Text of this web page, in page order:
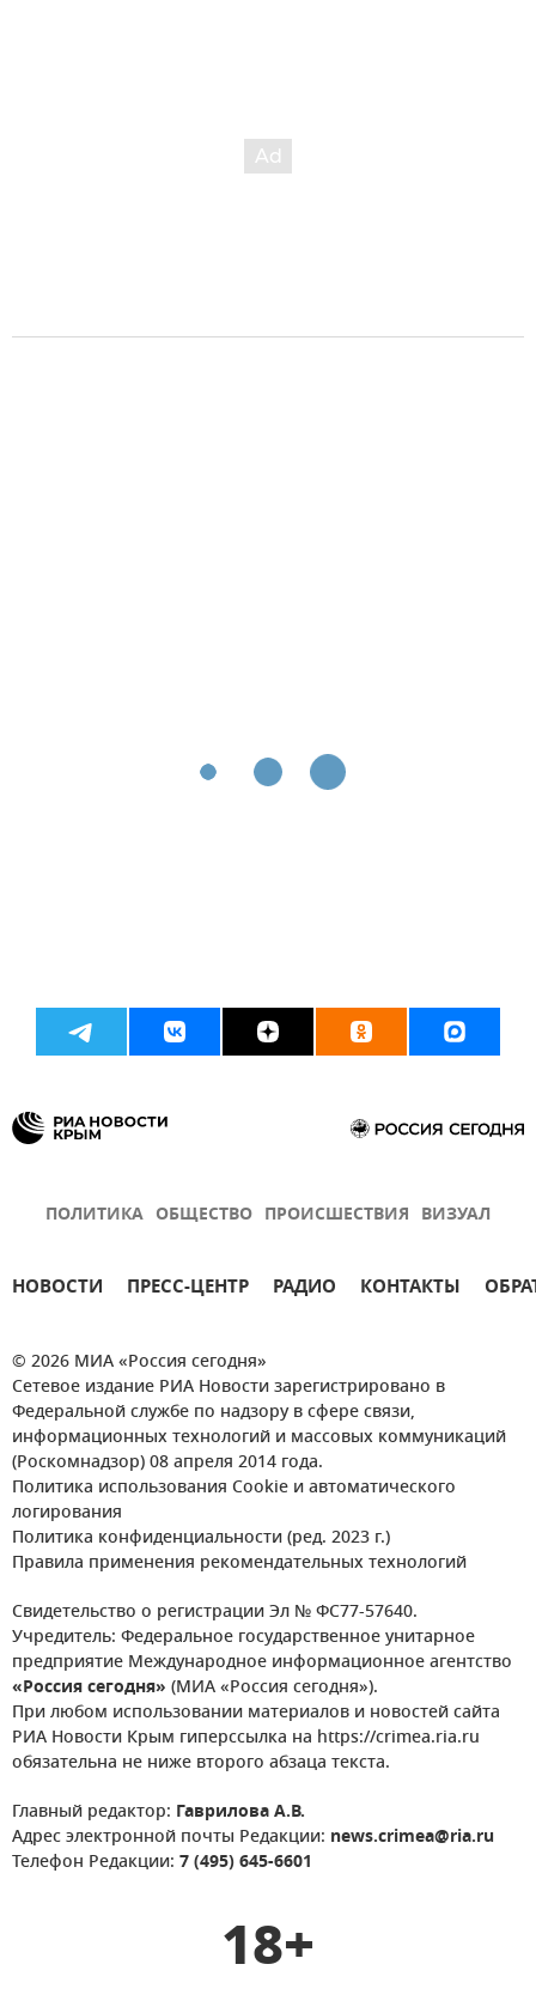
ПОЛИТИКА ОБЩЕСТВО ПРОИСШЕСТВИЯ ВИЗУАЛ
НОВОСТИ ПРЕСС-ЦЕНТР РАДИО КОНТАКТЫ
© 2026 МИА «Россия сегодня»
Сетевое издание РИА Новости зарегистрировано в
Федеральной службе по надзору в сфере связи,
информационных технологий и массовых коммуникаций
(Роскомнадзор) 08 апреля 2014 года.
Политика использования Cookie и автоматического
логирования
Политика конфиденциальности (ред. 2023 г.)
Правила применения рекомендательных технологий
Свидетельство о регистрации Эл № ФС77-57640.
Учредитель: Федеральное государственное унитарное
предприятие Международное информационное агентство
«Россия сегодня» (МИА «Россия сегодня»).
При любом использовании материалов и новостей сайта
РИА Новости Крым гиперссылка на https://crimea.ria.ru
обязательна не ниже второго абзаца текста.
Главный редактор: Гаврилова А.В.
Адрес электронной почты Редакции: news.crimea@ria.ru
Телефон Редакции: 7 (495) 645-6601
18+